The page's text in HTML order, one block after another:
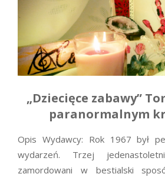
„Dziecięce zabawy”
paranormalnym
Opis Wydawcy: Rok 1967 był
wydarzeń. Trzej
zamordowani w bestialski